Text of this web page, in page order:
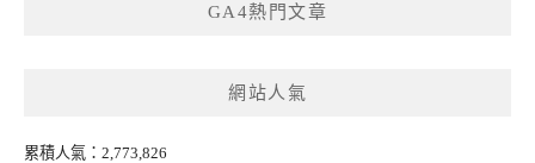
GA4熱門文章
網站人氣
累積人氣：2,773,826